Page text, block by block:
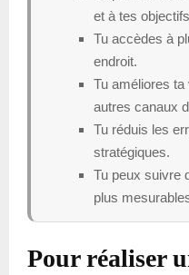
et à tes
Tu accèdes à
endroit.
Tu améliores
autres canaux
Tu réduis les
stratégiques.
Tu peux suivre
plus
Pour réaliser